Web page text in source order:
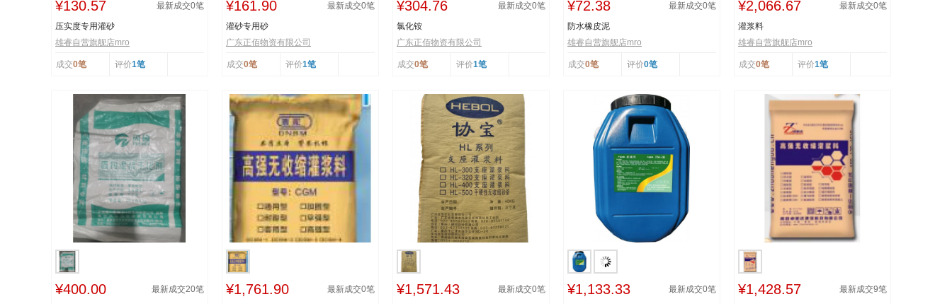
¥130.57 最新成交0笔
压实度专用灌砂
雄睿自营旗舰店mro
成交0笔 评价1笔
¥161.90 最新成交0笔
灌砂专用砂
广东正佰物资有限公司
成交0笔 评价1笔
¥304.76 最新成交0笔
氯化铵
广东正佰物资有限公司
成交0笔 评价1笔
¥72.38 最新成交0笔
防水橡皮泥
雄睿自营旗舰店mro
成交0笔 评价0笔
¥2,066.67 最新成交0笔
灌浆料
雄睿自营旗舰店mro
成交0笔 评价1笔
¥400.00 最新成交20笔 ¥1,761.90 最新成交0笔 ¥1,571.43 最新成交0笔 ¥1,133.33 最新成交0笔 ¥1,428.57 最新成交9笔